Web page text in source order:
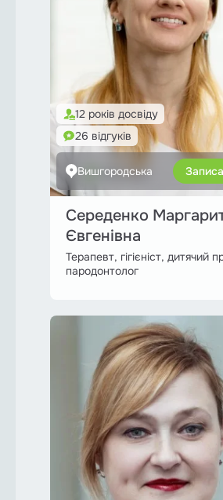
12 років досвіду
26 відгуків
Вишгородська
Середенко
Євгенівна
Терапевт, гігієніст, дитячий
пародонтолог